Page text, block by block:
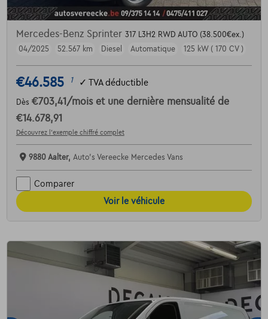
Mercedes-Benz Sprinter 317 L3H2 RWD AUTO (38.500€ex.)
04/2025
52.567 km Diesel Automatique 125 kW ( 170 CV )
€46.585 1 ✓ TVA déductible
Dès €703,41 /mois et une dernière mensualité de
€14.678,91
Découvrez l’exemple chiffré complet
9880 Aalter, Auto's Vereecke Mercedes Vans
Comparer
Voir le véhicule